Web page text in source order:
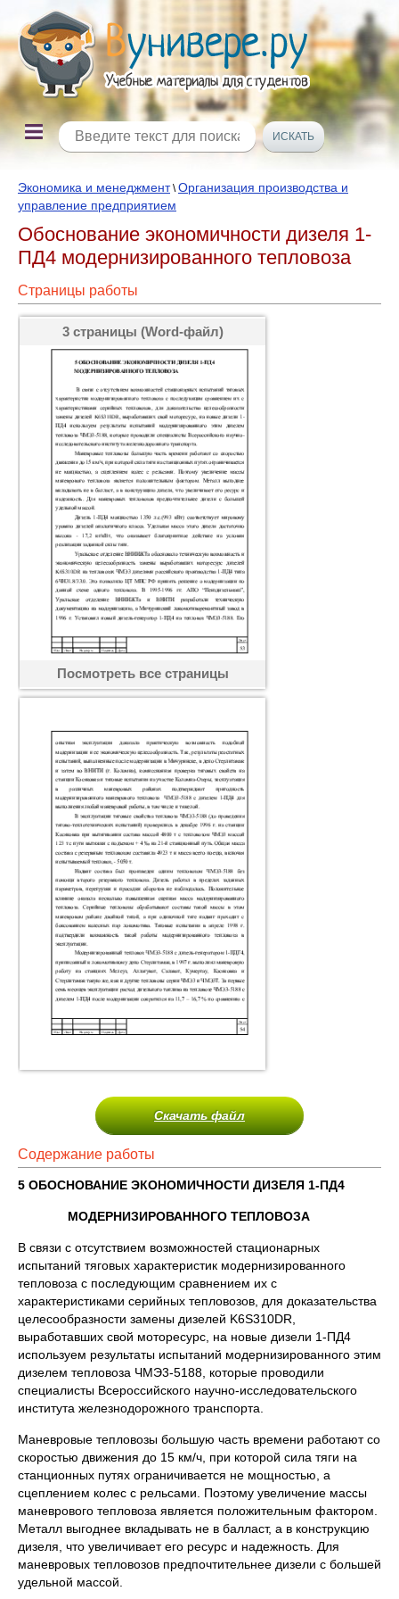
Экономика и менеджмент\Организация производства и
управление предприятием
Обоснование экономичности дизеля 1-
ПД4 модернизированного тепловоза
Страницы работы
3 страницы (Word-файл)
Посмотреть все страницы
Скачать файл
Содержание работы
5 ОБОСНОВАНИЕ ЭКОНОМИЧНОСТИ ДИЗЕЛЯ 1-ПД4
МОДЕРНИЗИРОВАННОГО ТЕПЛОВОЗА
В связи с отсутствием возможностей стационарных
испытаний тяговых характеристик модернизированного
тепловоза с последующим сравнением их с
характеристиками серийных тепловозов, для доказательства
целесообразности замены дизелей K6S310DR,
выработавших свой моторесурс, на новые дизели 1-ПД4
используем результаты испытаний модернизированного этим
дизелем тепловоза ЧМЭ3-5188, которые проводили
специалисты Всероссийского научно-исследовательского
института железнодорожного транспорта.
Маневровые тепловозы большую часть времени работают со
скоростью движения до 15 км/ч, при которой сила тяги на
станционных путях ограничивается не мощностью, а
сцеплением колес с рельсами. Поэтому увеличение массы
маневрового тепловоза является положительным фактором.
Металл выгоднее вкладывать не в балласт, а в конструкцию
дизеля, что увеличивает его ресурс и надежность. Для
маневровых тепловозов предпочтительнее дизели с большей
удельной массой.